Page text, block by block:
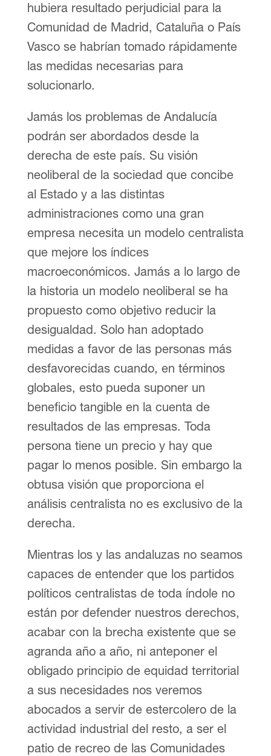
hubiera resultado perjudicial para la
Comunidad de Madrid, Cataluña o País
Vasco se habrían tomado rápidamente
las medidas necesarias para
solucionarlo.
Jamás los problemas de Andalucía
podrán ser abordados desde la
derecha de este país. Su visión
neoliberal de la sociedad que concibe
al Estado y a las distintas
administraciones como una gran
empresa necesita un modelo centralista
que mejore los índices
macroeconómicos. Jamás a lo largo de
la historia un modelo neoliberal se ha
propuesto como objetivo reducir la
desigualdad. Solo han adoptado
medidas a favor de las personas más
desfavorecidas cuando, en términos
globales, esto pueda suponer un
beneficio tangible en la cuenta de
resultados de las empresas. Toda
persona tiene un precio y hay que
pagar lo menos posible. Sin embargo la
obtusa visión que proporciona el
análisis centralista no es exclusivo de la
derecha.
Mientras los y las andaluzas no seamos
capaces de entender que los partidos
políticos centralistas de toda índole no
están por defender nuestros derechos,
acabar con la brecha existente que se
agranda año a año, ni anteponer el
obligado principio de equidad territorial
a sus necesidades nos veremos
abocados a servir de estercolero de la
actividad industrial del resto, a ser el
patio de recreo de las Comunidades